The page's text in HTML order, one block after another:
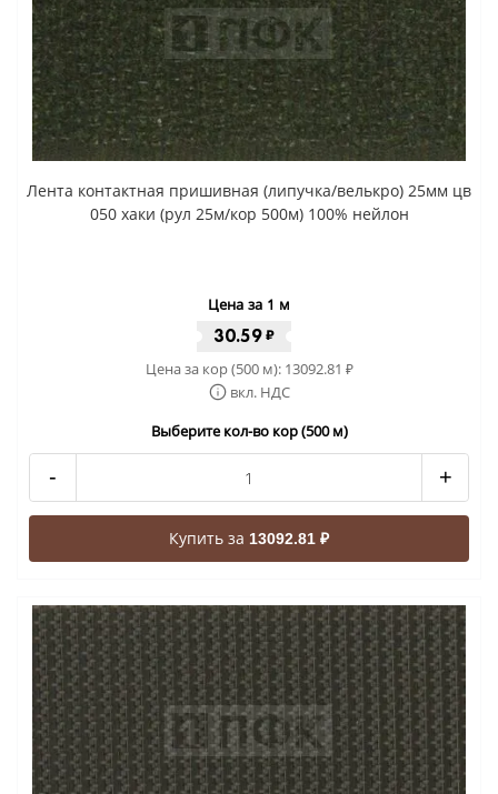
Лента контактная пришивная (липучка/велькро) 25мм цв
050 хаки (рул 25м/кор 500м) 100% нейлон
Цена за 1 м
30.59 ₽
Цена за кор (500 м): 13092.81 ₽
вкл. НДС
Выберите кол-во кор (500 м)
- +
Купить за 13092.81 ₽